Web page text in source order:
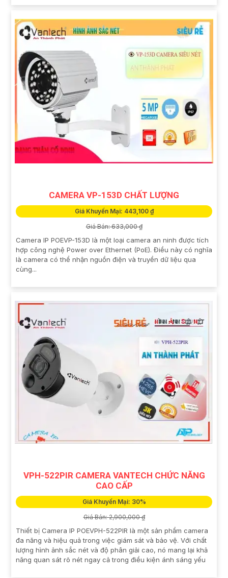
CAMERA VP-153D CHẤT LƯỢNG
Giá Khuyến Mại: 443,100 ₫
Giá Bán: 633,000 ₫
Camera IP POEVP-153D là một loại camera an ninh được tích
hợp công nghệ Power over Ethernet (PoE). Điều này có nghĩa
là camera có thể nhận nguồn điện và truyền dữ liệu qua
cùng...
VPH-522PIR CAMERA VANTECH CHỨC NĂNG
CAO CẤP
Giá Khuyến Mại: 30%
Giá Bán: 2,900,000 ₫
Thiết bị Camera IP POEVPH-522PIR là một sản phẩm camera
đa năng và hiệu quả trong việc giám sát và bảo vệ. Với chất
lượng hình ảnh sắc nét và độ phân giải cao, nó mang lại khả
năng quan sát rõ nét ngay cả trong điều kiện ánh sáng yếu